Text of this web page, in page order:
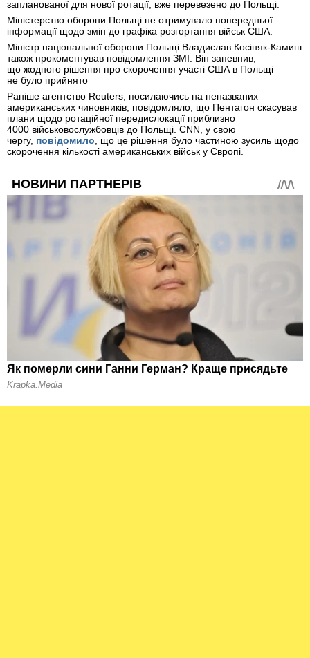
запланованої для нової ротації, вже перевезено до Польщі.
Міністерство оборони Польщі не отримувало попередньої
інформації щодо змін до графіка розгортання військ США.
Міністр національної оборони Польщі Владислав Косіняк-Камиш
також прокоментував повідомлення ЗМІ. Він запевнив,
що жодного рішення про скорочення участі США в Польщі
не було прийнято
Раніше агентство Reuters, посилаючись на неназваних
американських чиновників, повідомляло, що Пентагон скасував
плани щодо ротаційної передислокації приблизно
4000 військовослужбовців до Польщі. CNN, у свою
чергу, повідомило, що це рішення було частиною зусиль щодо
скорочення кількості американських військ у Європі.